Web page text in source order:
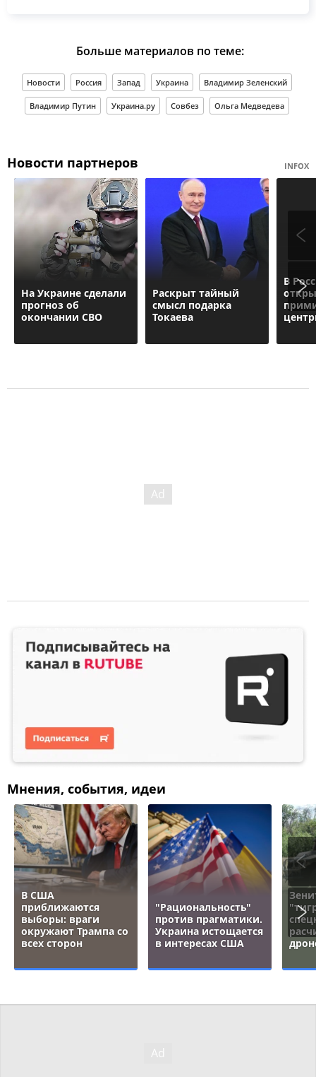
Больше материалов по теме:
Новости Россия Запад Украина Владимир Зеленский
Владимир Путин Украина.ру Совбез Ольга Медведева
Новости партнеров INFOX
На Украине сделали
прогноз об
окончании СВО
Раскрыт тайный
смысл подарка
Токаева
В
Мнения, события, идеи
В США
приближаются
выборы: враги
окружают Трампа со
всех сторон
"Рациональность"
против прагматики.
Украина истощается
в интересах США